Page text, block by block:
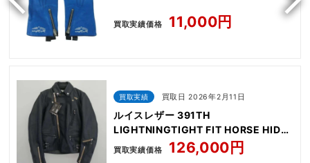
買取実績価格 11,000円
買取実績 買取日 2026年2月11日
ルイスレザー 391TH
LIGHTNINGTIGHT FIT HORSE HIDE
NAVY
買取実績価格 126,000円